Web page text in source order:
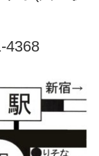
4368